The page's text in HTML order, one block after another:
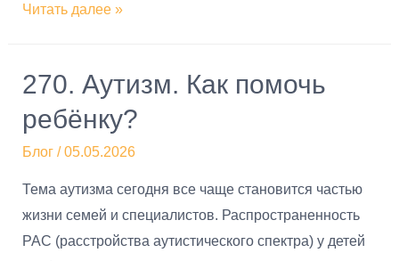
Читать далее »
270. Аутизм. Как помочь
ребёнку?
Блог/05.05.2026
Тема аутизма сегодня все чаще становится частью
жизни семей и специалистов. Распространенность
РАС (расстройства аутистического спектра) у детей